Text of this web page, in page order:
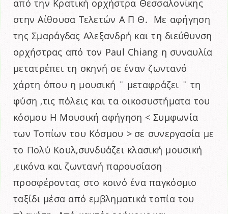
από την Κρατική ορχήστρα Θεσσαλονίκης
στην Αίθουσα Τελετών Α Π Θ. Με αφήγηση
της Σμαράγδας Αλεξανδρή και τη διεύθυνση
ορχήστρας από τον Paul Chiang η συναυλία
μετατρέπει τη σκηνή σε έναν ζωντανό
χάρτη όπου η μουσική ¨ μεταφράζει ¨ τη
φύση ,τις πόλεις και τα οικοσυστήματα του
κόσμου Η Μουσική αφήγηση < Συμφωνία
των Τοπίων του Κόσμου > σε συνεργασία με
το Πολύ Κουλ,συνδυάζει κλασική μουσική
,εικόνα και ζωντανή παρουσίαση
προσφέροντας στο κοινό ένα παγκόσμιο
ταξίδι μέσα από εμβληματικά τοπία του